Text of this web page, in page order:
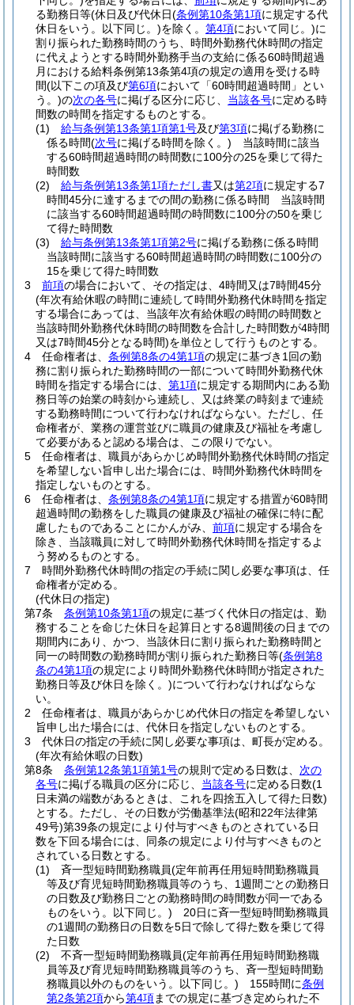
る勤務日等(休日及び代休日(条例第10条第1項に規定する代
休日をいう。以下同じ。)を除く。 第4項において同じ。)に
割り振られた勤務時間のうち、時間外勤務代休時間の指定
に代えようとする時間外勤務手当の支給に係る60時間超過
月における給料条例第13条第4項の規定の適用を受ける時
間(以下この項及び第6項において「60時間超過時間」とい
う。)の次の各号に掲げる区分に応じ、 当該各号に定める時
間数の時間を指定するものとする。
(1)
給与条例第13条第1項第1号及び第3項に掲げる勤務に
係る時間(次号に掲げる時間を除く。) 当該時間に該当
する60時間超過時間の時間数に100分の25を乗じて得た
時間数
(2)
給与条例第13条第1項ただし書又は第2項に規定する7
時間45分に達するまでの間の勤務に係る時間 当該時間
に該当する60時間超過時間の時間数に100分の50を乗じ
て得た時間数
(3)
給与条例第13条第1項第2号に掲げる勤務に係る時間
当該時間に該当する60時間超過時間の時間数に100分の
15を乗じて得た時間数
3
前項の場合において、その指定は、4時間又は7時間45分
(年次有給休暇の時間に連続して時間外勤務代休時間を指定
する場合にあっては、当該年次有給休暇の時間の時間数と
当該時間外勤務代休時間の時間数を合計した時間数が4時間
又は7時間45分となる時間)を単位として行うものとする。
4
任命権者は、 条例第8条の4第1項の規定に基づき1回の勤
務に割り振られた勤務時間の一部について時間外勤務代休
時間を指定する場合には、 第1項に規定する期間内にある勤
務日等の始業の時刻から連続し、又は終業の時刻まで連続
する勤務時間について行わなければならない。 ただし、任
命権者が、業務の運営並びに職員の健康及び福祉を考慮し
て必要があると認める場合は、この限りでない。
5
任命権者は、職員があらかじめ時間外勤務代休時間の指定
を希望しない旨申し出た場合には、時間外勤務代休時間を
指定しないものとする。
6
任命権者は、 条例第8条の4第1項に規定する措置が60時間
超過時間の勤務をした職員の健康及び福祉の確保に特に配
慮したものであることにかんがみ、 前項に規定する場合を
除き、当該職員に対して時間外勤務代休時間を指定するよ
う努めるものとする。
7
時間外勤務代休時間の指定の手続に関し必要な事項は、任
命権者が定める。
(代休日の指定)
第7条
条例第10条第1項の規定に基づく代休日の指定は、勤
務することを命じた休日を起算日とする8週間後の日までの
期間内にあり、かつ、当該休日に割り振られた勤務時間と
同一の時間数の勤務時間が割り振られた勤務日等(条例第8
条の4第1項の規定により時間外勤務代休時間が指定された
勤務日等及び休日を除く。)について行わなければならな
い。
2
任命権者は、職員があらかじめ代休日の指定を希望しない
旨申し出た場合には、代休日を指定しないものとする。
3
代休日の指定の手続に関し必要な事項は、町長が定める。
(年次有給休暇の日数)
第8条
条例第12条第1項第1号の規則で定める日数は、 次の
各号に掲げる職員の区分に応じ、 当該各号に定める日数(1
日未満の端数があるときは、これを四捨五入して得た日数)
とする。 ただし、その日数が労働基準法(昭和22年法律第
49号)第39条の規定により付与すべきものとされている日
数を下回る場合には、同条の規定により付与すべきものと
されている日数とする。
(1)
斉一型短時間勤務職員(定年前再任用短時間勤務職員
等及び育児短時間勤務職員等のうち、1週間ごとの勤務日
の日数及び勤務日ごとの勤務時間の時間数が同一である
ものをいう。以下同じ。) 20日に斉一型短時間勤務職員
の1週間の勤務日の日数を5日で除して得た数を乗じて得
た日数
(2)
不斉一型短時間勤務職員(定年前再任用短時間勤務職
員等及び育児短時間勤務職員等のうち、斉一型短時間勤
務職員以外のものをいう。以下同じ。) 155時間に条例
第2条第2項から第4項までの規定に基づき定められた不